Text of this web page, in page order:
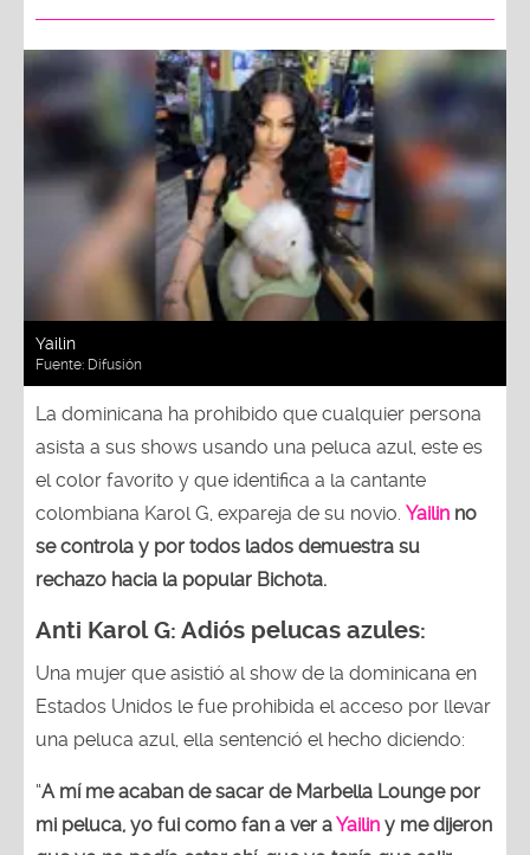
Yailin
Fuente: Difusión
La dominicana ha prohibido que cualquier persona
asista a sus shows usando una peluca azul, este es
el color favorito y que identifica a la cantante
colombiana Karol G, expareja de su novio. Yailin no
se controla y por todos lados demuestra su
rechazo hacia la popular Bichota.
Anti Karol G: Adiós pelucas azules:
Una mujer que asistió al show de la dominicana en
Estados Unidos le fue prohibida el acceso por llevar
una peluca azul, ella sentenció el hecho diciendo:
“A mí me acaban de sacar de Marbella Lounge por
mi peluca, yo fui como fan a ver aYailin y me dijeron